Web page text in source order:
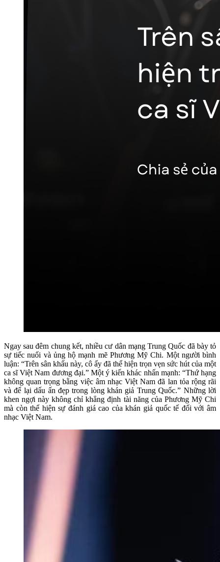
Ngay sau đêm chung kết, nhiều cư dân mạng Trung Quốc đã bày tỏ
sự tiếc nuối và ủng hộ mạnh mẽ Phương Mỹ Chi. Một người bình
luận: “Trên sân khấu này, cô ấy đã thể hiện trọn vẹn sức hút của một
ca sĩ Việt Nam đương đại.” Một ý kiến khác nhấn mạnh: “Thứ hạng
không quan trọng bằng việc âm nhạc Việt Nam đã lan tỏa rộng rãi
và để lại dấu ấn đẹp trong lòng khán giả Trung Quốc.” Những lời
khen ngợi này không chỉ khẳng định tài năng của Phương Mỹ Chi
mà còn thể hiện sự đánh giá cao của khán giả quốc tế đối với âm
nhạc Việt Nam.